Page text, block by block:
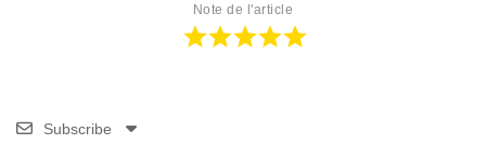
Note de l'article
Subscribe